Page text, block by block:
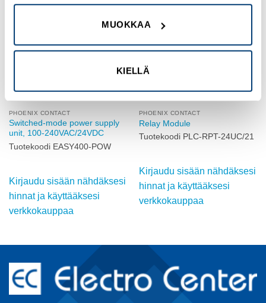
MUOKKAA
KIELLÄ
wishlist
PHOENIX CONTACT
Switched-mode power supply
unit, 100-240VAC/24VDC
Tuotekoodi EASY400-POW
Kirjaudu sisään nähdäksesi
hinnat ja käyttääksesi
verkkokauppaa
PHOENIX CONTACT
Relay Module
Tuotekoodi PLC-RPT-24UC/21
Kirjaudu sisään nähdäksesi
hinnat ja käyttääksesi
verkkokauppaa